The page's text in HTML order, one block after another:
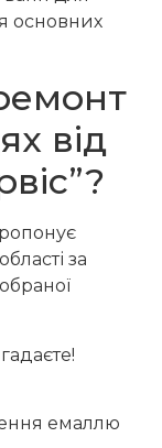
основних
від
за
емаллю